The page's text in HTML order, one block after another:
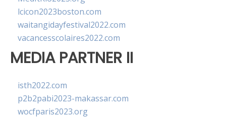
lcicon2023boston.com
waitangidayfestival2022.com
vacancesscolaires2022.com
MEDIA PARTNER II
isth2022.com
p2b2pabi2023-makassar.com
wocfparis2023.org